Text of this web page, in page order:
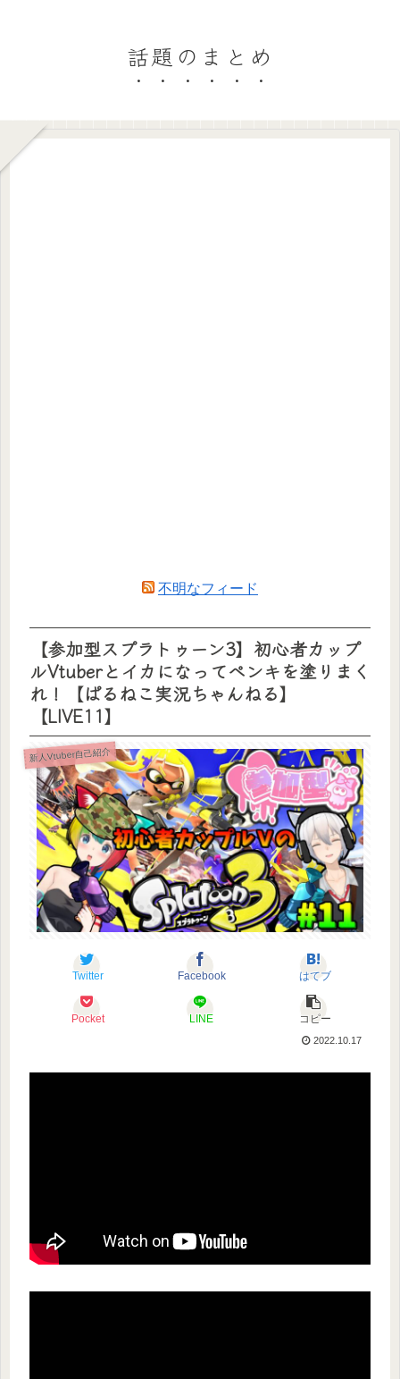
話題のまとめ
不明なフィード
【参加型スプラトゥーン3】初心者カップ
ルVtuberとイカになってペンキを塗りまく
れ！【ぱるねこ実況ちゃんねる】
【LIVE11】
新人Vtuber自己紹介
Twitter Facebook はてブ
Pocket LINE コピー
2022.10.17